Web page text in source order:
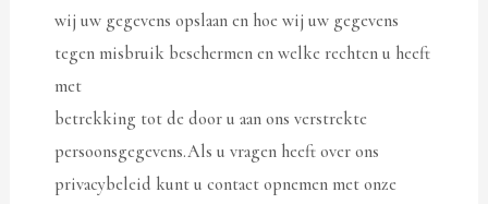
wij uw gegevens opslaan en hoe wij uw gegevens
tegen misbruik beschermen en welke rechten u heeft
met
betrekking tot de door u aan ons verstrekte
persoonsgegevens.Als u vragen heeft over ons
privacybeleid kunt u contact opnemen met onze